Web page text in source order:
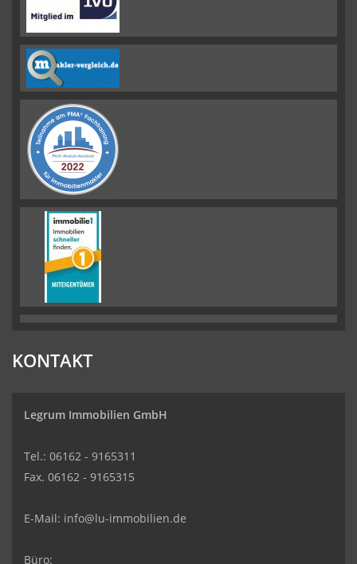
KONTAKT
Legrum Immobilien GmbH
Tel.: 06162 - 9165311
Fax. 06162 - 9165315
E-Mail: info@lu-immobilien.de
Büro: